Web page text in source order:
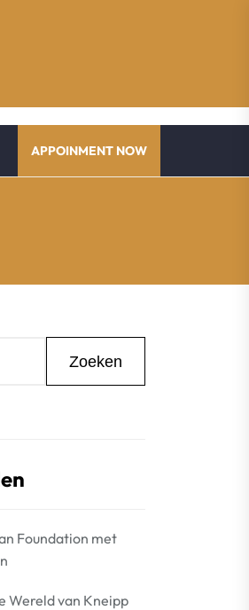
APPOINMENT NOW
Zoeken
Foundation met
Wereld van Kneipp